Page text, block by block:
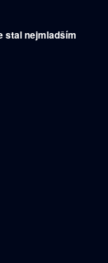
stal nejmladším